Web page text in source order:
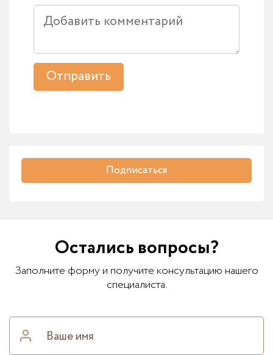
Отправить
Подписаться
Остались вопросы?
Заполните форму и получите консультацию нашего
специалиста.